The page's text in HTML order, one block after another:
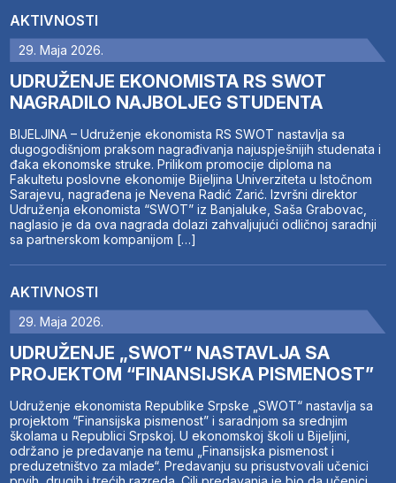
AKTIVNOSTI
29. Maja 2026.
UDRUŽENJE EKONOMISTA RS SWOT
NAGRADILO NAJBOLJEG STUDENTA
BIJELJINA – Udruženje ekonomista RS SWOT nastavlja sa
dugogodišnjom praksom nagrađivanja najuspješnijih studenata i
đaka ekonomske struke. Prilikom promocije diploma na
Fakultetu poslovne ekonomije Bijeljina Univerziteta u Istočnom
Sarajevu, nagrađena je Nevena Radić Zarić. Izvršni direktor
Udruženja ekonomista “SWOT” iz Banjaluke, Saša Grabovac,
naglasio je da ova nagrada dolazi zahvaljujući odličnoj saradnji
sa partnerskom kompanijom […]
AKTIVNOSTI
29. Maja 2026.
UDRUŽENJE „SWOT“ NASTAVLJA SA
PROJEKTOM “FINANSIJSKA PISMENOST”
Udruženje ekonomista Republike Srpske „SWOT“ nastavlja sa
projektom “Finansijska pismenost” i saradnjom sa srednjim
školama u Republici Srpskoj. U ekonomskoj školi u Bijeljini,
održano je predavanje na temu „Finansijska pismenost i
preduzetništvo za mlade“. Predavanju su prisustvovali učenici